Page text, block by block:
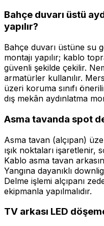
Bahçe duvarı üstü
yapılır?
Bahçe duvarı üstüne su
montajı yapılır; kablo
güvenli şekilde çekilir.
armatürler kullanılır.
üzeri koruma sınıfı
dış mekân aydınlatma
Asma tavanda spot
Asma tavan (alçıpan)
ışık noktaları işaretlenir,
Kablo asma tavan
Yangına dayanıklı
Delme işlemi alçıpanı
ekipmanla yapılmalıdır.
TV arkası LED